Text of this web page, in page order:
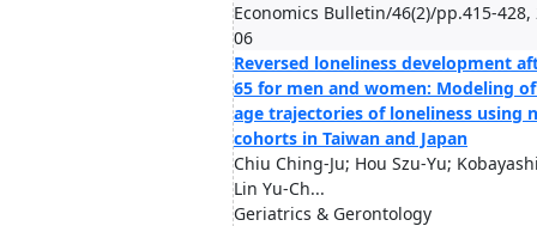
Economics Bulletin/46(2)/pp.415-428,
06
Reversed loneliness development
65 for men and women: Modeling
age trajectories of loneliness using
cohorts in Taiwan and Japan
Chiu Ching-Ju; Hou Szu-Yu;
Lin Yu-Ch...
Geriatrics & Gerontology